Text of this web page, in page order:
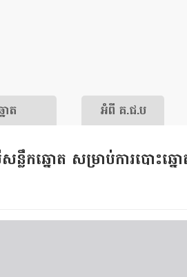
ោត អំពី គ.ជ.ប
នោត សម្រាប់ការបោះឆ្នោ